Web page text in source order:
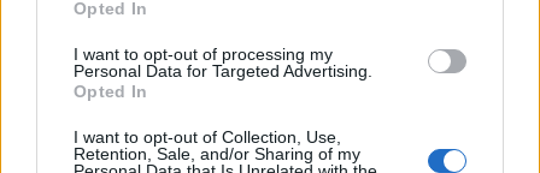
Opted In
I want to opt-out of processing my
Personal Data for Targeted Advertising.
Opted In
I want to opt-out of Collection, Use,
Retention, Sale, and/or Sharing of my